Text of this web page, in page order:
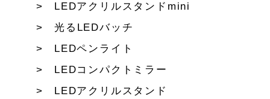
LEDアクリルスタンドmini
光るLEDバッチ
LEDペンライト
LEDコンパクトミラー
LEDアクリルスタンド